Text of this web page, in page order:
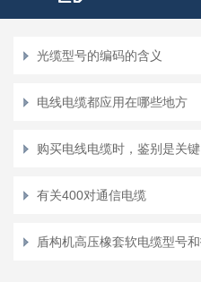
光缆型号的编码的含义
电线电缆都应用在哪些地方
购买电线电缆时，鉴别是关键
有关400对通信电缆